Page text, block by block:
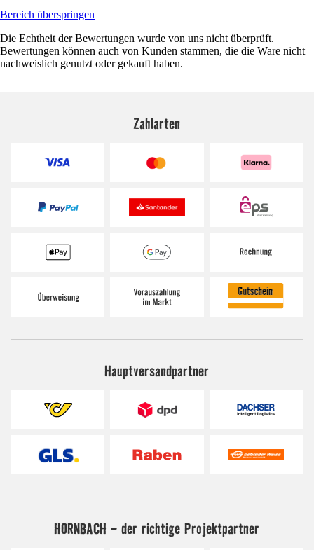
Bereich überspringen
Die Echtheit der Bewertungen wurde von uns nicht überprüft.
Bewertungen können auch von Kunden stammen, die die Ware nicht
nachweislich genutzt oder gekauft haben.
Zahlarten
Hauptversandpartner
HORNBACH - der richtige Projektpartner